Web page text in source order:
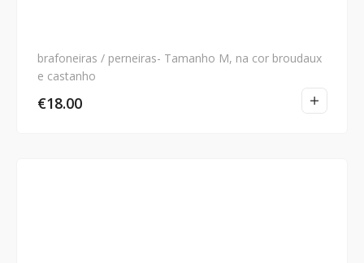
brafoneiras / perneiras- Tamanho M, na cor broudaux
e castanho
€18.00